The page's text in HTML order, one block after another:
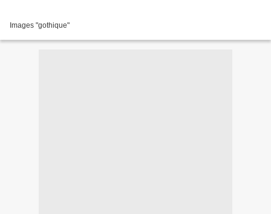
Images "gothique"